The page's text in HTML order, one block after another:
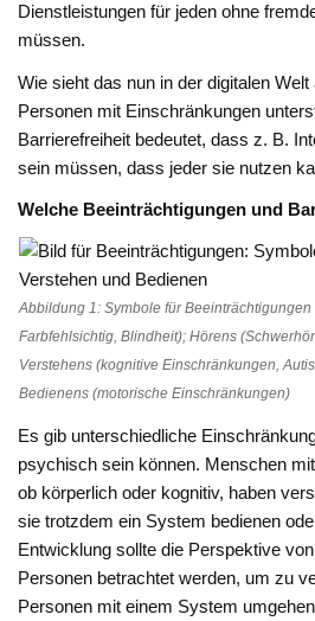
Dienstleistungen für jeden ohne
müssen.
Wie sieht das nun in der digitalen
Personen mit Einschränkungen
Barrierefreiheit bedeutet, dass z. B.
sein müssen, dass jeder sie nutzen
Welche Beeinträchtigungen und
Abbildung 1: Symbole für
Farbfehlsichtig, Blindheit); Hörens
Verstehens (kognitive Einschränkungen,
Bedienens (motorische Einschränkungen)
Es gib unterschiedliche
psychisch sein können. Menschen
ob körperlich oder kognitiv, haben
sie trotzdem ein System bedienen
Entwicklung sollte die Perspektive
Personen betrachtet werden, um zu
Personen mit einem System